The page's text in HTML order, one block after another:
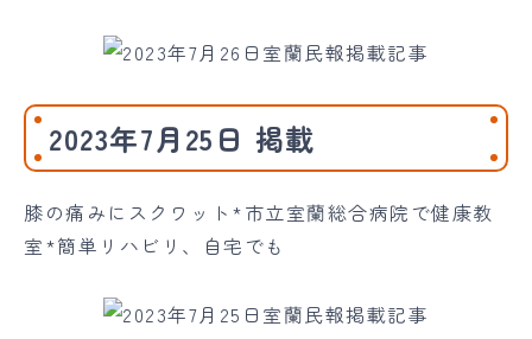
2023年7月25日 掲載
膝の痛みにスクワット*市立室蘭総合病院で健康教
室*簡単リハビリ、自宅でも